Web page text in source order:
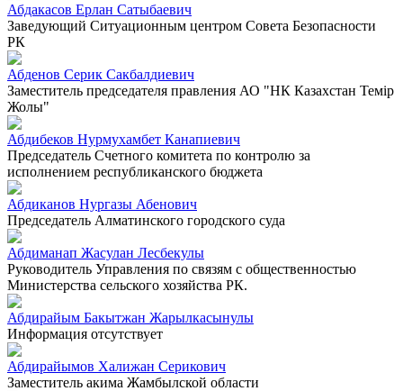
Абдакасов Ерлан Сатыбаевич
Заведующий Ситуационным центром Совета Безопасности
РК
Абденов Серик Сакбалдиевич
Заместитель председателя правления АО "НК Казахстан Темiр
Жолы"
Абдибеков Нурмухамбет Канапиевич
Председатель Счетного комитета по контролю за
исполнением республиканского бюджета
Абдиканов Нургазы Абенович
Председатель Алматинского городского суда
Абдиманап Жасулан Лесбекулы
Руководитель Управления по связям с общественностью
Министерства сельского хозяйства РК.
Абдирайым Бакытжан Жарылкасынулы
Информация отсутствует
Абдирайымов Халижан Серикович
Заместитель акима Жамбылской области